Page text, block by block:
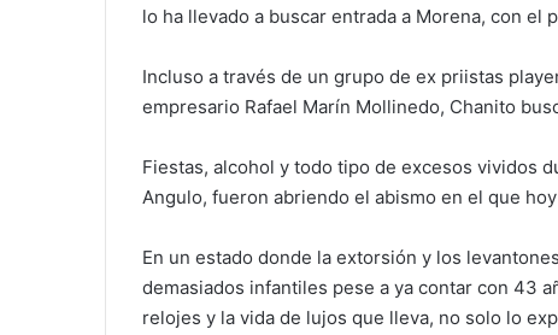
lo ha llevado a buscar entrada a Morena, con
Incluso a través de un grupo de ex priistas
empresario Rafael Marín Mollinedo, Chanito
Fiestas, alcohol y todo tipo de excesos vividos
Angulo, fueron abriendo el abismo en el que
En un estado donde la extorsión y los
demasiados infantiles pese a ya contar con 43
relojes y la vida de lujos que lleva, no solo lo